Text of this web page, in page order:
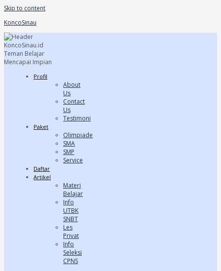
Skip to content
KoncoSinau
Profil
About
Us
Contact
Us
Testimoni
Paket
Olimpiade
SMA
SMP
Service
Daftar
Artikel
Materi
Belajar
Info
UTBK
SNBT
Les
Privat
Info
Seleksi
CPNS